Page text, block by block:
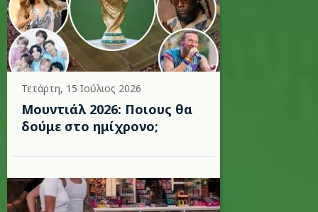
Τετάρτη, 15 Ιούλιος 2026
Μουντιάλ 2026: Ποιους θα
δούμε στο ημίχρονο;